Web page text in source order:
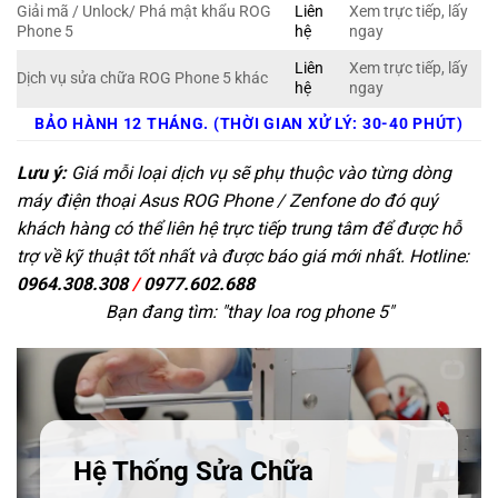
Giải mã / Unlock/ Phá mật khẩu ROG
Phone 5
Liên
hệ
Xem trực tiếp, lấy
ngay
Dịch vụ sửa chữa ROG Phone 5 khác
Liên
hệ
Xem trực tiếp, lấy
ngay
BẢO HÀNH 12 THÁNG. (THỜI GIAN XỬ LÝ: 30-40 PHÚT)
Lưu ý:Giá mỗi loại dịch vụ sẽ phụ thuộc vào từng dòng
máy điện thoại Asus ROG Phone / Zenfone do đó quý
khách hàng có thể liên hệ trực tiếp trung tâm để được hỗ
trợ về kỹ thuật tốt nhất và được báo giá mới nhất. Hotline:
0964.308.308/0977.602.688
Bạn đang tìm: "thay loa rog phone 5"
Hệ Thống Sửa Chữa